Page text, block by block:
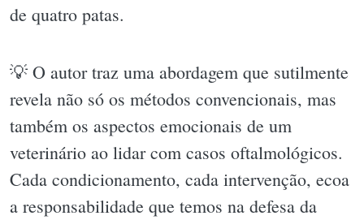
de quatro patas.
💡 O autor traz uma abordagem que sutilmente
revela não só os métodos convencionais, mas
também os aspectos emocionais de um
veterinário ao lidar com casos oftalmológicos.
Cada condicionamento, cada intervenção, ecoa
a responsabilidade que temos na defesa da